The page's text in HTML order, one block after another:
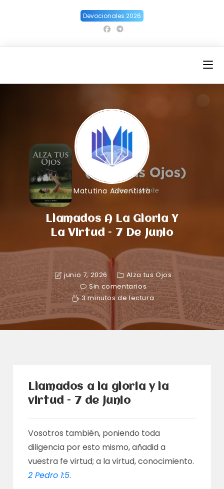
Devocionales 2026
Matutina Adventista
Llamados A La Gloria Y
La Virtud – 7 De Junio
junio 7, 2026
Alza tus Ojos
Sin comentarios
3 minutos de lectura
Llamados a la gloria y la
virtud – 7 de junio
Vosotros también, poniendo toda
diligencia por esto mismo, añadid a
vuestra fe virtud; a la virtud, conocimiento.
2 Pedro 1:5.